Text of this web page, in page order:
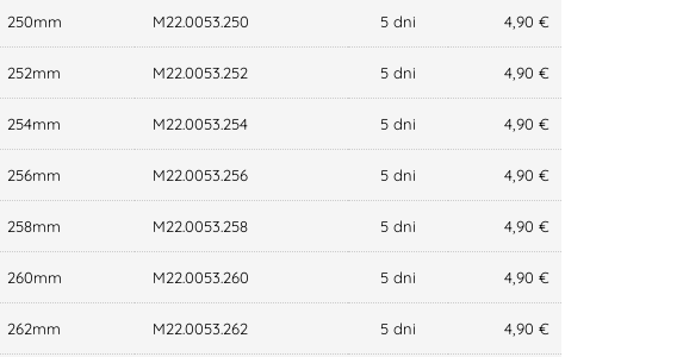
250mm M22.0053.250 5 dni 4,90 €
252mm M22.0053.252 5 dni 4,90 €
254mm M22.0053.254 5 dni 4,90 €
256mm M22.0053.256 5 dni 4,90 €
258mm M22.0053.258 5 dni 4,90 €
260mm M22.0053.260 5 dni 4,90 €
262mm M22.0053.262 5 dni 4,90 €